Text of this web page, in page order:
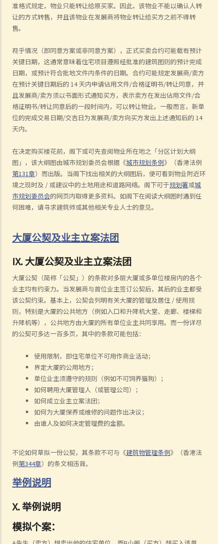
准格式规定，物业只能转让给原买家。因此，该物业不能以确认人转
让的方式转售，并且该物业在发展商将物业转让给买方之前不得转
售。
视乎情况（即同意方案或非同意方案），正式买卖合约可能载有预计
关键日期，这通常意味着住宅项目遵照经批准的建筑图则的预计完成
日期，或预计符合批地文件内条件的日期。合约可能规定发展商/卖方
在预计关键日期后的 14 天内申请佔用文件/合格证明书/转让同意，并
且发展商/卖方须以书面形式通知买方，表示卖方在发出佔用文件/合
格证明书/转让同意后的一段时间内，可以转让物业。一般而言，新单
位的完成交易日期/交吉日为发展商/卖方向买方发出上述通知后的 14
天内。
在决定购买楼花前，阁下或可先查阅物业所在地之「分区计划大纲
图」，该大纲图由城市规划委员会根据《城市规划条例》（香港法例
第131章）而出版。当阁下找出相关的大纲图后，便可看到物业附近环
境之现时及 / 或建议中的土地用途和道路网络。阁下可于规划署或城
市规划委员会的网页内取得更多资料。如阁下在阅读大纲图时遇到任
何困难，请寻求建筑师或其他相关专业人士的意见。
大厦公契及业主立案法团
IX. 大厦公契及业主立案法团
大厦公契（简称「公契」）的条款对多层大厦或多单位楼房内的各个
业主均有约束力。当发展商与首位业主签订公契后，其后的业主都受
该公契约束。基本上，公契会列明有关大厦的管理及居住 / 使用规
则，特别是大厦的公共地方（例如入口和升降机大堂、走廊、楼梯和
升降机等），公共地方由大厦的所有单位业主共同享用。而一份详尽
的公契可多达一百多页，其中的条款可能包括：
使用限制，即住宅单位不可用作商业活动；
界定大厦的公用地方；
单位业主须遵守的规则（例如不可饲养猫狗）；
如何聘用大厦管理人（或管理公司）；
如何成立业主立案法团；
如何为大厦保养或维修的问题作出决议；
由谁人及如何决定管理费的金额。
不论如何草拟一份公契，其条款不可与《建筑物管理条例》（香港法
例第344章）的条文相违背。
举例说明
X. 举例说明
模拟个案：